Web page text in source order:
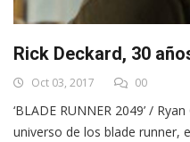
Rick Deckard, 30
Oct 03, 2017 00
‘BLADE RUNNER 2049’ /
universo de los blade runner,